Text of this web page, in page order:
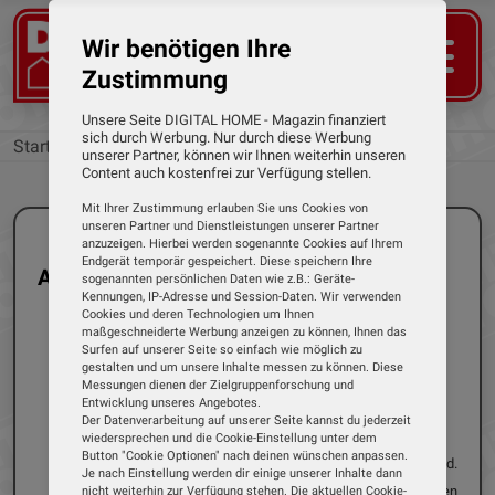
Startseite Marken
Alle Tests der Marke: Imperial
Einzeltest
DAB+ Radios
14.04.2026
Imperial - DABMAN 220BK
Radiohören liegt weiterhin voll im Trend.
Laut der neuesten Media-Analyse hören
Wir benötigen Ihre
Zustimmung
Unsere Seite DIGITAL HOME - Magazin finanziert
sich durch Werbung. Nur durch diese Werbung
unserer Partner, können wir Ihnen weiterhin unseren
Content auch kostenfrei zur Verfügung stellen.
Mit Ihrer Zustimmung erlauben Sie uns Cookies von
unseren Partner und Dienstleistungen unserer Partner
anzuzeigen. Hierbei werden sogenannte Cookies auf Ihrem
Endgerät temporär gespeichert. Diese speichern Ihre
sogenannten persönlichen Daten wie z.B.: Geräte-
Kennungen, IP-Adresse und Session-Daten. Wir verwenden
Cookies und deren Technologien um Ihnen
maßgeschneiderte Werbung anzeigen zu können, Ihnen das
Surfen auf unserer Seite so einfach wie möglich zu
gestalten und um unsere Inhalte messen zu können. Diese
Messungen dienen der Zielgruppenforschung und
Entwicklung unseres Angebotes.
Der Datenverarbeitung auf unserer Seite kannst du jederzeit
wiedersprechen und die Cookie-Einstellung unter dem
Button "Cookie Optionen" nach deinen wünschen anpassen.
Je nach Einstellung werden dir einige unserer Inhalte dann
nicht weiterhin zur Verfügung stehen. Die aktuellen Cookie-